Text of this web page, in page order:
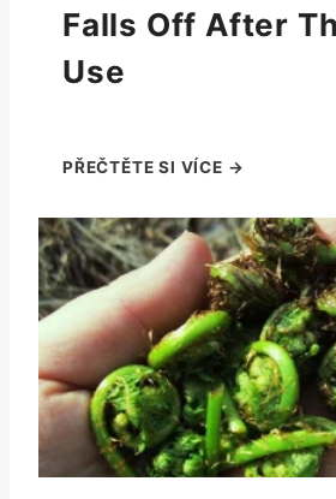
Falls Off After
Use